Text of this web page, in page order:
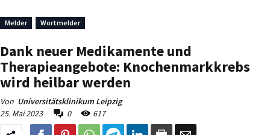
Melder Wortmelder
Dank neuer Medikamente und
Therapieangebote: Knochenmarkkrebs
wird heilbar werden
Von Universitätsklinikum Leipzig
25. Mai 2023
0 617